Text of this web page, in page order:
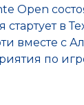
Open
стартует в
вместе с
по